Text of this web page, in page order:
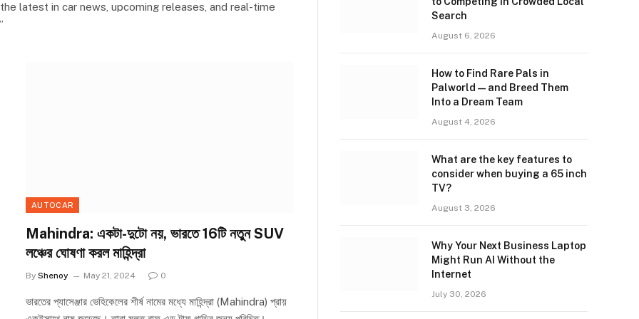
latest in car news, upcoming releases, and real-time
AUTOCAR
Mahindra: একটা-দুটো নয়, ভারতে 16টি নতুন SUV
লঞ্চের ঘোষণা করল মাহিন্দ্রা
By Shenoy May 21, 2024 0
ভারতের প্যাসেঞ্জার ভেহিকেলের শীর্ষ নামের মধ্যে মাহিন্দ্রা (Mahindra) প্রায়
Search
August 6, 2026
How to Find Rare Pals in
Palworld — and Breed Them
Into a Dream Team
August 4, 2026
What are the key features to
consider when buying a 65 inch
TV?
August 3, 2026
Why Your Next Business Laptop
Might Run AI Without the
Internet
July 30, 2026